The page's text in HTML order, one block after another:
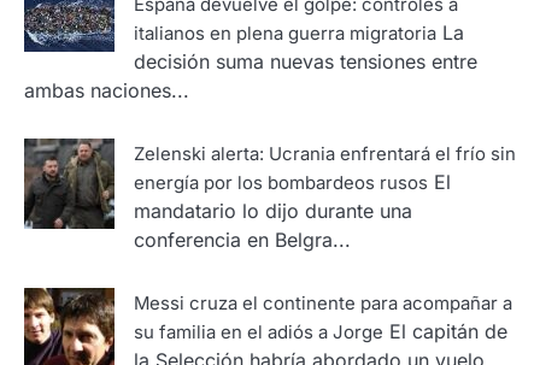
España devuelve el golpe: controles a
italianos en plena guerra migratoria La
decisión suma nuevas tensiones entre
ambas naciones...
Zelenski alerta: Ucrania enfrentará el frío sin
energía por los bombardeos rusos El
mandatario lo dijo durante una
conferencia en Belgra...
Messi cruza el continente para acompañar a
su familia en el adiós a Jorge El capitán de